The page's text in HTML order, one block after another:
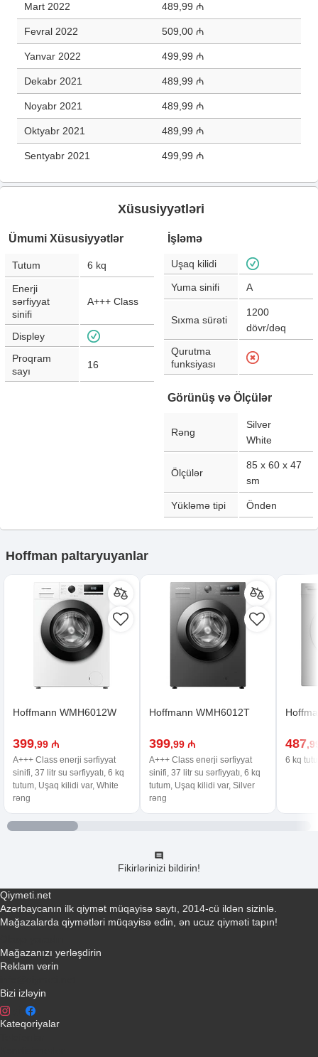
Mart 2022 489,99 ₼
Fevral 2022 509,00 ₼
Yanvar 2022 499,99 ₼
Dekabr 2021 489,99 ₼
Noyabr 2021 489,99 ₼
Oktyabr 2021 489,99 ₼
Sentyabr 2021 499,99 ₼
Xüsusiyyətləri
Ümumi Xüsusiyyətlər
Tutum 6 kq
Enerji
sərfiyyat
sinifi
A+++ Class
Displey
Proqram
sayı
16
İşləmə
Uşaq kilidi
Yuma sinifi A
Sıxma sürəti
1200
dövr/dəq
Qurutma
funksiyası
Görünüş və Ölçülər
Rəng
Silver
White
Ölçülər
85 x 60 x 47
sm
Yükləmə tipi Önden
Hoffman paltaryuyanlar
Hoffmann WMH6012W
399,99 ₼
A+++ Class enerji sərfiyyat
sinifi, 37 litr su sərfiyyatı, 6 kq
tutum, Uşaq kilidi var, White
rəng
Hoffmann WMH6012T
399,99 ₼
A+++ Class enerji sərfiyyat
sinifi, 37 litr su sərfiyyatı, 6 kq
tutum, Uşaq kilidi var, Silver
rəng
487
6 kq
Fikirlərinizi bildirin!
Qiymeti.net
Azərbaycanın ilk qiymət müqayisə saytı, 2014-cü ildən sizinlə.
Mağazalarda qiymətləri müqayisə edin, ən ucuz qiyməti tapın!
Mağazanızı yerləşdirin
Reklam verin
Bizi izləyin
Kateqoriyalar